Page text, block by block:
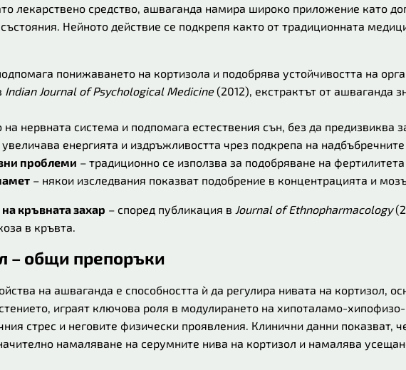
лекарствено средство, ашваганда намира широко приложение като
Нейното действие се подкрепя както от традиционната
понижаването на кортизола и подобрява устойчивостта на
Indian Journal of Psychological Medicine(2012), екстрактът от ашваганда
нервната система и подпомага естествения сън, без да предизвиква
увеличава енергията и издръжливостта чрез подкрепа на
проблеми – традиционно се използва за подобряване на
– някои изследвания показват подобрение в концентрацията и
кръвната захар – според публикация в Journal of Ethnopharmacology
в кръвта.
– общи препоръки
на ашваганда е способността ѝ да регулира нивата на кортизол,
играят ключова роля в модулирането на хипоталамо-
стрес и неговите физически проявления. Клинични данни показват,
намаляване на серумните нива на кортизол и намалява